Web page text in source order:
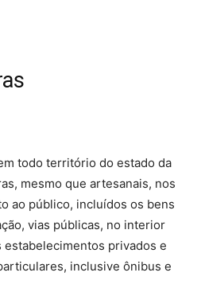
todo território do estado da
mesmo que artesanais, nos
ao público, incluídos os bens
vias públicas, no interior
privados e
inclusive ônibus e